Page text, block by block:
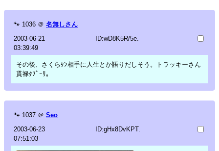
🐾 1036 ＠ 名無しさん
2003-06-21
03:39:49
ID:wD8K5R/5e.
その後、さくらﾀﾝ相手に人生とか語りだしそう。トラッキーさん
貫禄ﾀﾌﾟｰﾘ。
🐾 1037 ＠ Seo
2003-06-23
07:51:03
ID:gHx8DvKPT.